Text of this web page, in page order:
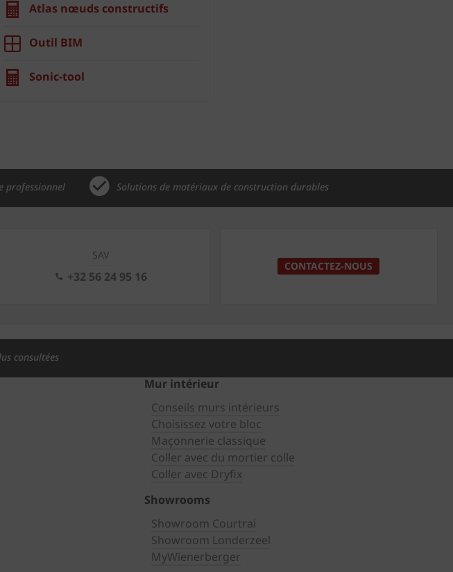
Atlas nœuds constructifs
Outil BIM
Sonic-tool
professionnel Solutions de matériaux de construction durables
SAV
+32 56 24 95 16
CONTACTEZ-NOUS
consultées
Mur intérieur
Conseils murs intérieurs
Choisissez votre bloc
Maçonnerie classique
Coller avec du mortier colle
Coller avec Dryfix
Showrooms
Showroom Courtrai
Showroom Londerzeel
MyWienerberger